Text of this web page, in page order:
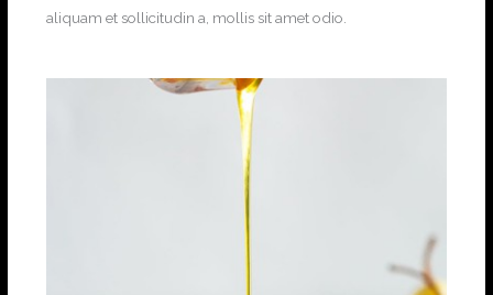
aliquam et sollicitudin a, mollis sit amet odio.